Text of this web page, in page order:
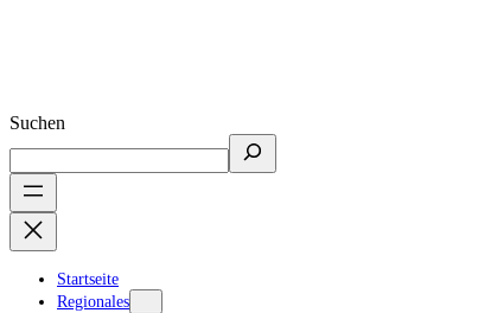
Suchen
Startseite
Regionales